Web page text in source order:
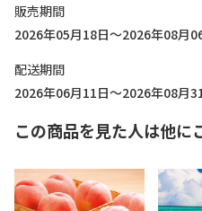
販売期間
2026年05月18日～2026年08月
配送期間
2026年06月11日～2026年08月
この商品を見た人は他に